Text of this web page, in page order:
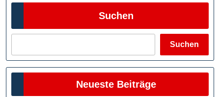
Suchen
Suchen
Neueste Beiträge